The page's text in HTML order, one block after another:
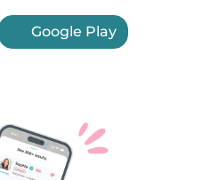
Google Play